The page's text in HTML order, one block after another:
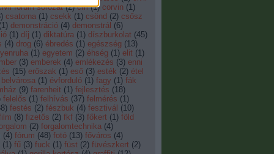
fórum sorozat (2) cm (1) corvin (1)
) csatorna (1) csekk (1) csönd (2) csősz
(1) demonstráció (4) demonstrál (6)
(1) díj (1) diktatúra (1) díszburkolat (45)
(4) drog (6) ébredés (1) egészség (13)
(1) egyetem (2) éhség (1) elit (1)
(3) emberek (4) emlékezés (3) enni
(15) erőszak (1) eső (3) esték (2) étel
(1) évforduló (1) fagy (1) fák
(9) farenheit (1) fejlesztés (18)
felelős (1) felhívás (37) felmérés (1)
) festés (2) fészbuk (4) fesztivál (10)
(8) fizetős (2) fkf (3) főkert (1) föld
(2) forgalomtechnika (4)
(4) fórum (48) fotó (13) főváros (4)
(1) fű (3) fuck (1) füst (2) füvészkert (2)